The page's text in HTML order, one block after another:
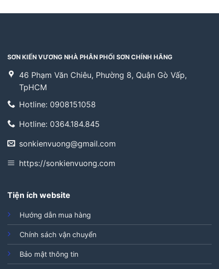
SƠN KIẾN VƯƠNG NHÀ PHÂN PHỐI SƠN CHÍNH HÃNG
46 Phạm Văn Chiêu, Phường 8, Quận Gò Vấp,
TpHCM
Hotline: 0908151058
Hotline: 0364.184.845
sonkienvuong@gmail.com
https://sonkienvuong.com
Tiện ích website
Hướng dẫn mua hàng
Chính sách vận chuyển
Bảo mật thông tin